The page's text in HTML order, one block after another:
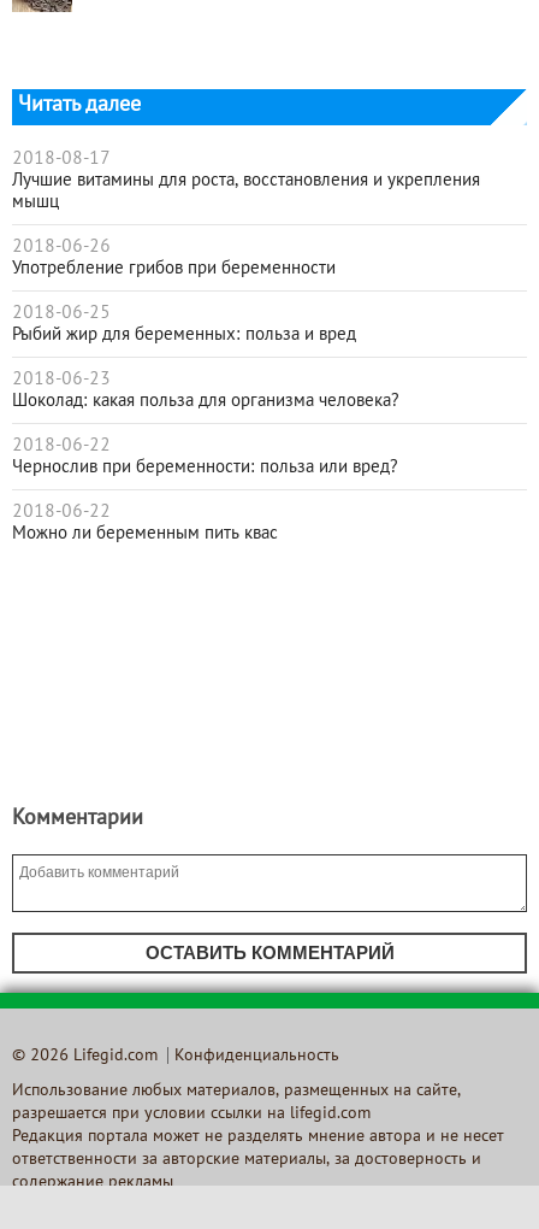
Читать далее
2018-08-17
Лучшие витамины для роста, восстановления и укрепления
мышц
2018-06-26
Употребление грибов при беременности
2018-06-25
Рыбий жир для беременных: польза и вред
2018-06-23
Шоколад: какая польза для организма человека?
2018-06-22
Чернослив при беременности: польза или вред?
2018-06-22
Можно ли беременным пить квас
Комментарии
ОСТАВИТЬ КОММЕНТАРИЙ
© 2026 Lifegid.com Конфиденциальность
Использование любых материалов, размещенных на сайте,
разрешается при условии ссылки на lifegid.com
Редакция портала может не разделять мнение автора и не несет
ответственности за авторские материалы, за достоверность и
содержание рекламы